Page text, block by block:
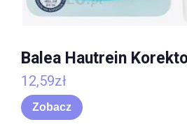
Balea Hautrein
12,59zł
Zobacz